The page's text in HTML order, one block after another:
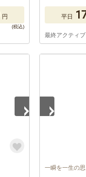
円 平日
最終アクティ
一瞬を一生の